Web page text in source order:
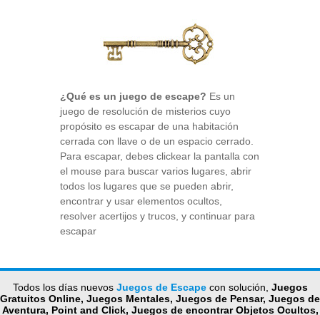
¿Qué es un juego de escape? Es un
juego de resolución de misterios cuyo
propósito es escapar de una habitación
cerrada con llave o de un espacio cerrado.
Para escapar, debes clickear la pantalla con
el mouse para buscar varios lugares, abrir
todos los lugares que se pueden abrir,
encontrar y usar elementos ocultos,
resolver acertijos y trucos, y continuar para
escapar
Todos los días nuevos Juegos de Escapecon solución, Juegos
Gratuitos Online, Juegos Mentales, Juegos de Pensar, Juegos de
Aventura, Point and Click, Juegos de encontrar Objetos Ocultos,